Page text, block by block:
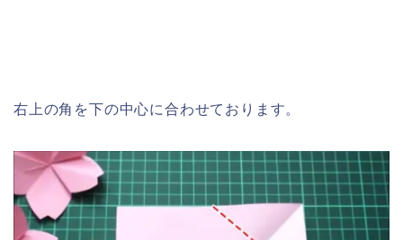
右上の角を下の中心に合わせております。